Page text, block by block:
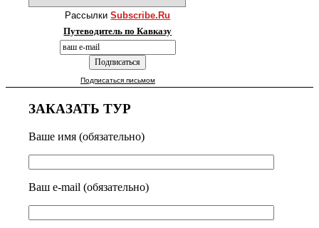
РассылкиSubscribe.Ru
Путеводитель по Кавказу
Подписаться письмом
ЗАКАЗАТЬ ТУР
Ваше имя (обязательно)
Ваш e-mail (обязательно)